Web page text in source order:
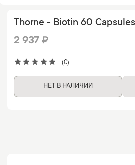
(0)
Thorne - Biotin 60 Capsules
2 937 ₽
НЕТ В НАЛИЧИИ